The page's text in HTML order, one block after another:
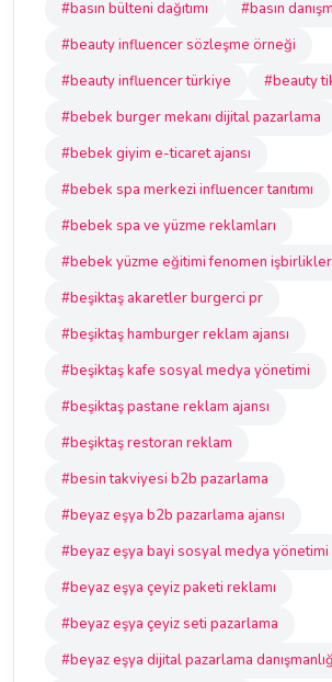
#basın bülteni dağıtımı
#basın
#beauty influencer sözleşme örneği
#beauty influencer türkiye
#beauty
#bebek burger mekanı dijital pazarlama
#bebek giyim e-ticaret ajansı
#bebek spa merkezi influencer tanıtımı
#bebek spa ve yüzme reklamları
#bebek yüzme eğitimi fenomen
#beşiktaş akaretler burgerci pr
#beşiktaş hamburger reklam ajansı
#beşiktaş kafe sosyal medya yönetimi
#beşiktaş pastane reklam ajansı
#beşiktaş restoran reklam
#besin takviyesi b2b pazarlama
#beyaz eşya b2b pazarlama ajansı
#beyaz eşya bayi sosyal medya yönetimi
#beyaz eşya çeyiz paketi reklamı
#beyaz eşya çeyiz seti pazarlama
#beyaz eşya dijital pazarlama